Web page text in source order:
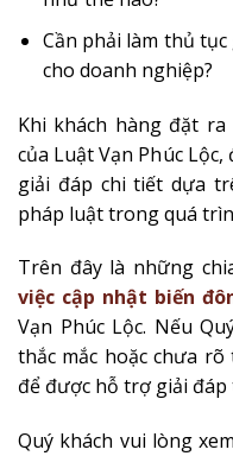
Cần phải làm thủ
cho doanh nghiệp?
Khi khách hàng đặt
của Luật Vạn Phúc
giải đáp chi tiết dựa
pháp luật trong quá
Trên đây là những
việc cập nhật biến
Vạn Phúc Lộc. Nếu
thắc mắc hoặc chưa
để được hỗ trợ giải
Quý khách vui lòng